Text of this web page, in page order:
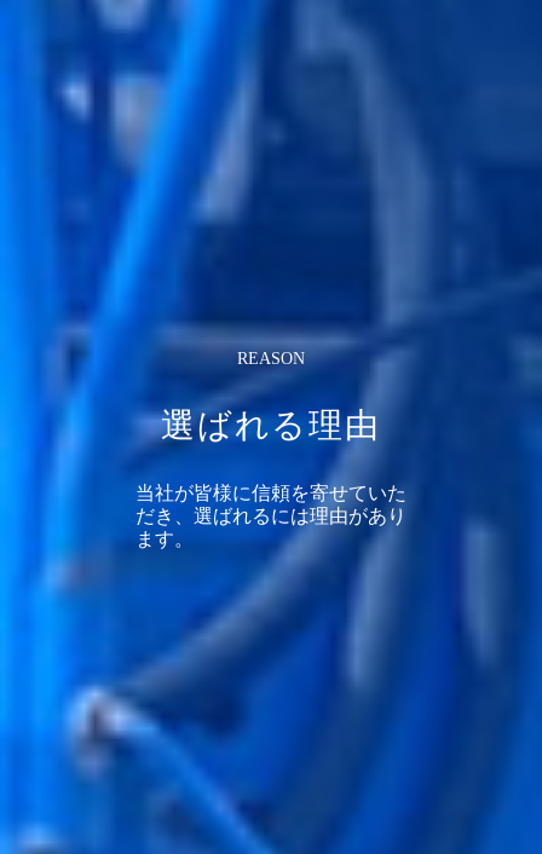
REASON
選ばれる理由
当社が皆様に信頼を寄せていた
だき、選ばれるには理由があり
ます。